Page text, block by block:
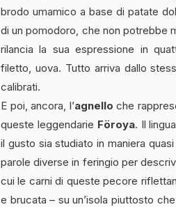
brodo umamico a base di patate
di un pomodoro, che non potrebbe
rilancia la sua espressione in
filetto, uova. Tutto arriva dallo
calibrati.
E poi, ancora, l’agnello che
queste leggendarie Föroya. Il
il gusto sia studiato in maniera
parole diverse in feringio per
cui le carni di queste pecore
e brucata – su un’isola piuttosto